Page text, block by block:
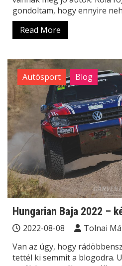
gondoltam, hogy ennyire
Read More
Autósport Blog
Hungarian Baja 2022 –
2022-08-08 Tolnai
Van az úgy, hogy
tettél ki semmit a blogodra.